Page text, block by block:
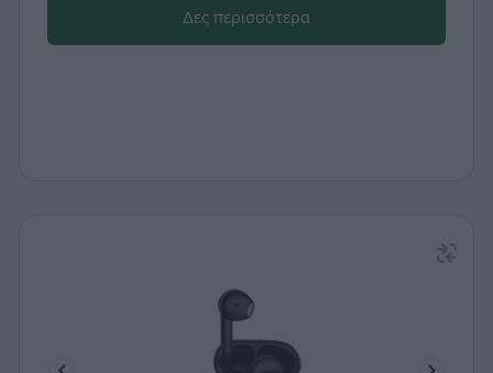
Δες περισσότερα